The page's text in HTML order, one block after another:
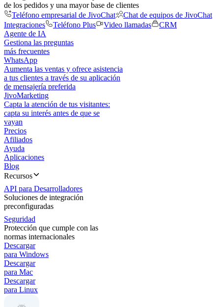
de los pedidos y una mayor base de clientes
Teléfono empresarial de JivoChat
Chat de equipos de JivoChat
Integraciones
Teléfono Plus Video llamadas
CRM
Agente de IA
Gestiona las preguntas
más frecuentes
WhatsApp
Aumenta las ventas y ofrece asistencia
a tus clientes a través de su aplicación
de mensajería preferida
JivoMarketing
Capta la atención de tus visitantes:
capta su interés antes de que se
vayan
Precios
Afiliados
Ayuda
Aplicaciones
Blog
Recursos
API para Desarrolladores
Soluciones de integración
preconfiguradas
Seguridad
Protección que cumple con las
normas internacionales
Descargar
para Windows
Descargar
para Mac
Descargar
para Linux